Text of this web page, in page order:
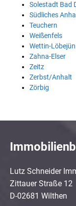
Solestadt Bad
Südliches
Teuchern
Weißenfels
Wettin-Löbejün
Zahna-Elser
Zeitz
Zerbst/Anhalt
Zörbig
Lutz Schneider
Zittauer Straße 12
D-02681 Wilthen